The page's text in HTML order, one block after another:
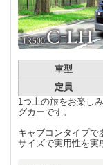
車型
定員
1つ上の旅をお楽し
グカーです。
キャブコンタイプで
サイズで実用性を実